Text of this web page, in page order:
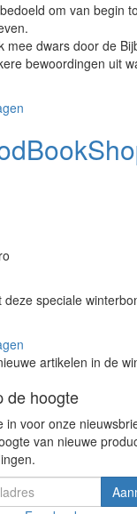
om van begin
mee dwars door de
bewoordingen uit
speciale
artikelen in de
de hoogte
in voor onze
van nieuwe